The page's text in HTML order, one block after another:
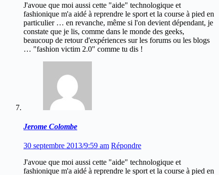
J'avoue que moi aussi cette "aide" technologique et
fashionique m'a aidé à reprendre le sport et la course à pied en
particulier … en revanche, même si l'on devient dépendant, je
constate que je lis, comme dans le monde des geeks,
beaucoup de retour d'expériences sur les forums ou les blogs
… "fashion victim 2.0" comme tu dis !
Jerome Colombe
30 septembre 2013/9:59 am Répondre
J'avoue que moi aussi cette "aide" technologique et
fashionique m'a aidé à reprendre le sport et la course à pied en